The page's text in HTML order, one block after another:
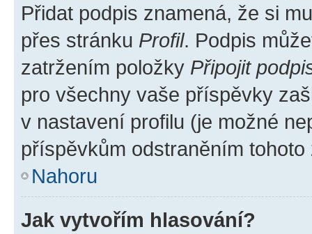
Přidat podpis znamená, že si
přes stránku Profil. Podpis
zatržením položky Připojit
pro všechny vaše příspěvky
v nastavení profilu (je možné
příspěvkům odstraněním
Nahoru
Jak vytvořím hlasování?